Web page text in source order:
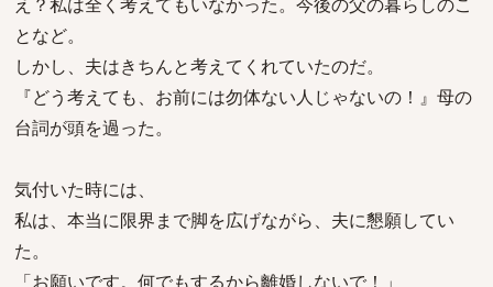
となど。
しかし、夫はきちんと考えてくれていたのだ。
『どう考えても、お前には勿体ない人じゃないの！』母の
台詞が頭を過った。
気付いた時には、
私は、本当に限界まで脚を広げながら、夫に懇願してい
た。
「お願いです。何でもするから離婚しないで！」